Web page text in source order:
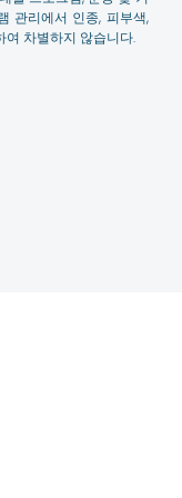
관리에서 인종, 피부색,
여 차별하지 않습니다.